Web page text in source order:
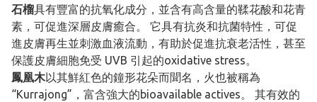
石榴具有豐富的抗氧化成分，並含有高含量的鞣花酸和花青
素，可促進深層皮膚癒合。 它具有抗炎和抗菌特性，可促
進皮膚再生並刺激血液流動，有助於促進抗衰老活性，甚至
保護皮膚細胞免受 UVB 引起的oxidative stress。
鳳凰木以其鮮紅色的鐘形花朵而聞名，火也被稱為
“Kurrajong”，富含強大的bioavailable actives。 其有效的